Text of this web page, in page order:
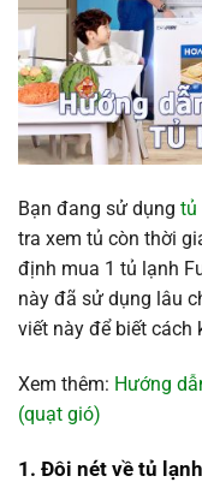
Bạn đang sử dụng tủ
tra xem tủ còn thời
định mua 1 tủ lạnh
này đã sử dụng lâu
viết này để biết cách
Xem thêm: Hướng
(quạt gió)
1. Đôi nét về tủ